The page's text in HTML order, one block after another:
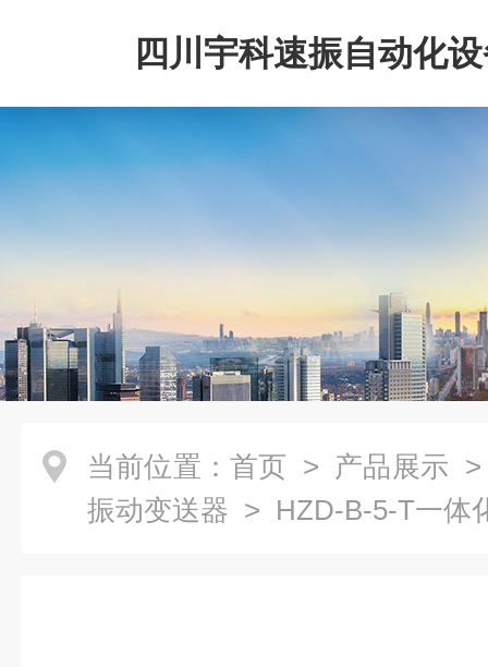
四川宇科速振自动化
公司
当前位置： 首页 > 产品展示
振动变送器 > HZD-B-5-T一体